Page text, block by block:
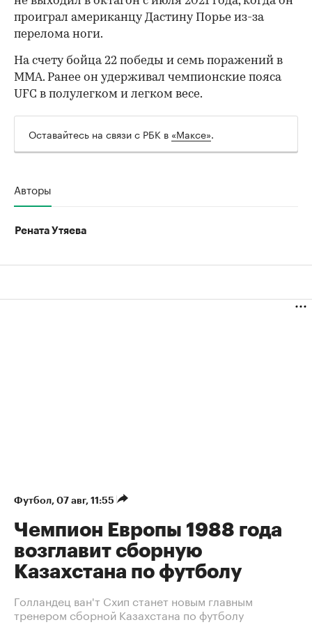
проиграл американцу Дастину Порье из-за
перелома ноги.
На счету бойца 22 победы и семь поражений в
ММА. Ранее он удерживал чемпионские пояса
UFC в полулегком и легком весе.
Оставайтесь на связи с РБК в «Максе».
Авторы
Рената Утяева
Футбол⁠, 07 авг, 11:55
Чемпион Европы 1988 года
возглавит сборную
Казахстана по футболу
Голландец ван'т Схип станет новым главным
тренером сборной Казахстана по футболу